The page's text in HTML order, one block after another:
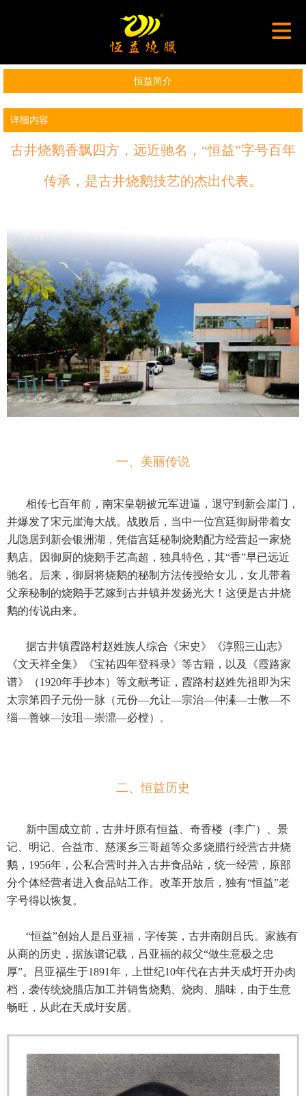
恒益简介
详细内容
古井烧鹅香飘四方，远近驰名，“恒益”字号百年
传承，是古井烧鹅技艺的杰出代表。
一、美丽传说
相传七百年前，南宋皇朝被元军进逼，退守到新会崖门，
并爆发了宋元崖海大战。战败后，当中一位宫廷御厨带着女
儿隐居到新会银洲湖，凭借宫廷秘制烧鹅配方经营起一家烧
鹅店。因御厨的烧鹅手艺高超，独具特色，其“香”早已远近
驰名。后来，御厨将烧鹅的秘制方法传授给女儿，女儿带着
父亲秘制的烧鹅手艺嫁到古井镇并发扬光大！这便是古井烧
鹅的传说由来。
据古井镇霞路村赵姓族人综合《宋史》《淳熙三山志》
《文天祥全集》《宝祐四年登科录》等古籍，以及《霞路家
谱》（1920年手抄本）等文献考证，霞路村赵姓先祖即为宋
太宗第四子元份一脉（元份—允让—宗治—仲溱—士敒—不
缁—善竦—汝珇—崇濎—必樘）
。
二、恒益历史
新中国成立前，古井圩原有恒益、奇香楼（李广）、景
记、明记、合益市、慈溪乡三哥超等众多烧腊行经营古井烧
鹅，1956年，公私合营时并入古井食品站，统一经营，原部
分个体经营者进入食品站工作。改革开放后，独有“恒益”老
字号得以恢复。
“恒益”创始人是吕亚福，字传英，古井南朗吕氏。家族有
从商的历史，据族谱记载，吕亚福的叔父“做生意极之忠
厚”。吕亚福生于1891年，上世纪10年代在古井天成圩开办肉
档，袭传统烧腊店加工并销售烧鹅、烧肉、腊味，由于生意
畅旺，从此在天成圩安居。